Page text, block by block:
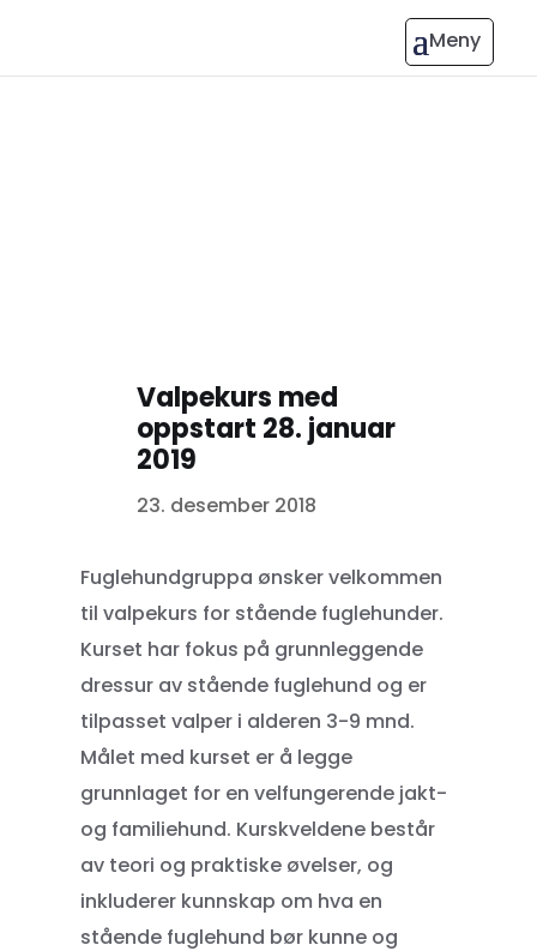
Valpekurs med
oppstart 28. januar
2019
23. desember 2018
Fuglehundgruppa ønsker velkommen
til valpekurs for stående fuglehunder.
Kurset har fokus på grunnleggende
dressur av stående fuglehund og er
tilpasset valper i alderen 3-9 mnd.
Målet med kurset er å legge
grunnlaget for en velfungerende jakt-
og familiehund. Kurskveldene består
av teori og praktiske øvelser, og
inkluderer kunnskap om hva en
stående fuglehund bør kunne og